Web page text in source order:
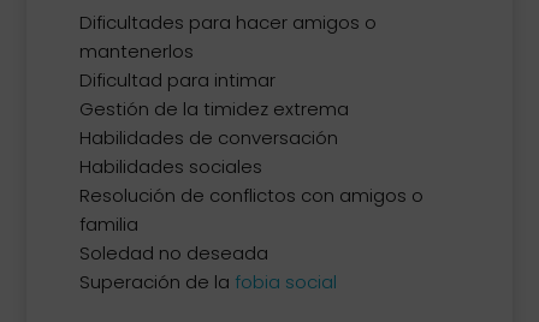
Dificultades para hacer amigos o
mantenerlos
Dificultad para intimar
Gestión de la timidez extrema
Habilidades de conversación
Habilidades sociales
Resolución de conflictos con amigos o
familia
Soledad no deseada
Superación de la fobia social